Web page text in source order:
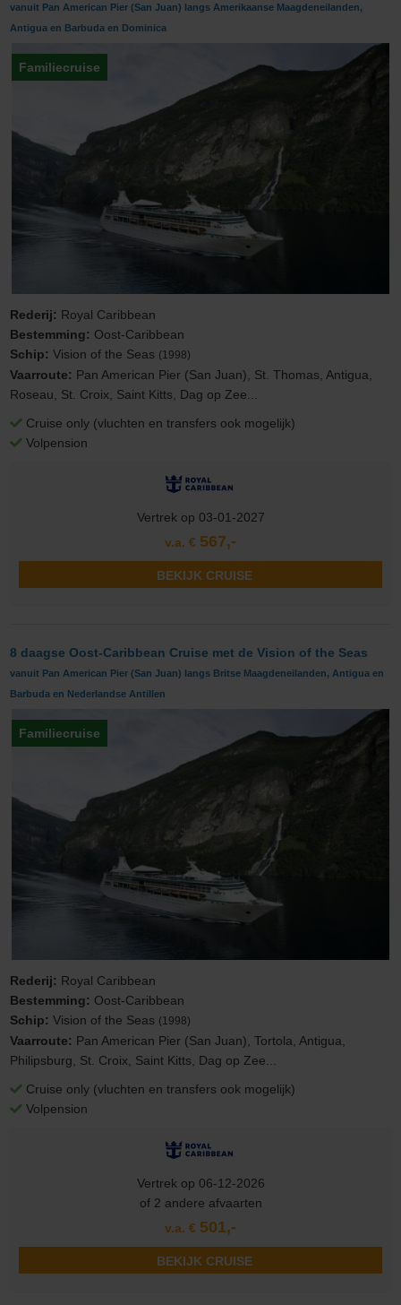
vanuit Pan American Pier (San Juan) langs Amerikaanse Maagdeneilanden,
Antigua en Barbuda en Dominica
Familiecruise
Rederij: Royal Caribbean
Bestemming: Oost-Caribbean
Schip:Vision of the Seas (1998)
Vaarroute: Pan American Pier (San Juan), St. Thomas, Antigua,
Roseau, St. Croix, Saint Kitts, Dag op Zee...
Cruise only (vluchten en transfers ook mogelijk)
Volpension
Vertrek op 03-01-2027
v.a. € 567,-
BEKIJK CRUISE
8 daagse Oost-Caribbean Cruise met de Vision of the Seas
vanuit Pan American Pier (San Juan) langs Britse Maagdeneilanden, Antigua en
Barbuda en Nederlandse Antillen
Familiecruise
Rederij: Royal Caribbean
Bestemming: Oost-Caribbean
Schip:Vision of the Seas (1998)
Vaarroute: Pan American Pier (San Juan), Tortola, Antigua,
Philipsburg, St. Croix, Saint Kitts, Dag op Zee...
Cruise only (vluchten en transfers ook mogelijk)
Volpension
Vertrek op 06-12-2026
of 2 andere afvaarten
v.a. € 501,-
BEKIJK CRUISE